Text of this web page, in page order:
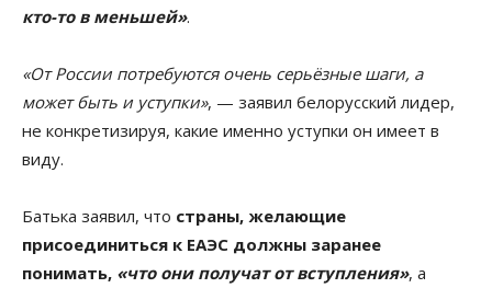
кто-то в меньшей».
«От России потребуются очень серьёзные шаги, а
может быть и уступки», — заявил белорусский лидер,
не конкретизируя, какие именно уступки он имеет в
виду.
Батька заявил, что страны, желающие
присоединиться к ЕАЭС должны заранее
понимать, «что они получат от вступления», а